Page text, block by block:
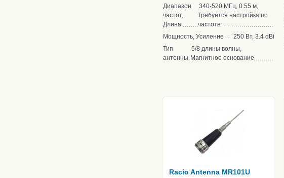
Диапазон
частот,
Длина
340-520 МГц, 0.55 м,
Требуется настройка по
частоте
Мощность, Усиление
250 Вт, 3.4 dBi
Тип
антенны
5/8 длины волны,
Магнитное основание
Racio Antenna MR101U